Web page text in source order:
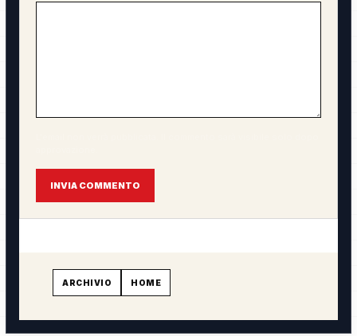
INVIA COMMENTO
ARCHIVIO HOME